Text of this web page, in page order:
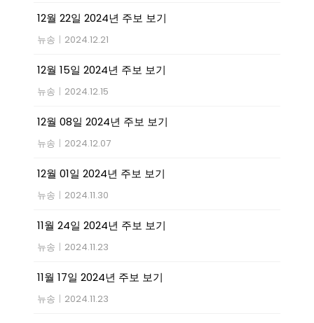
12월 22일 2024년 주보 보기
뉴송 | 2024.12.21
12월 15일 2024년 주보 보기
뉴송 | 2024.12.15
12월 08일 2024년 주보 보기
뉴송 | 2024.12.07
12월 01일 2024년 주보 보기
뉴송 | 2024.11.30
11월 24일 2024년 주보 보기
뉴송 | 2024.11.23
11월 17일 2024년 주보 보기
뉴송 | 2024.11.23